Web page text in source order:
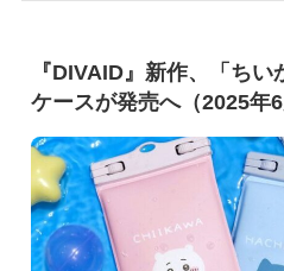
『DIVAID』新作、「ち
ケースが発売へ（2025年6